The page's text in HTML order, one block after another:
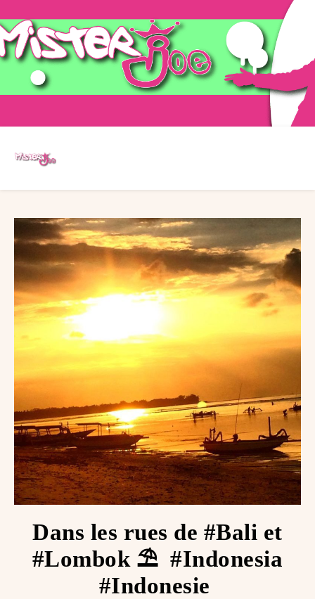
Dans les rues de #Bali et
#Lombok ⛱ ️ #Indonesia
#Indonesie ️